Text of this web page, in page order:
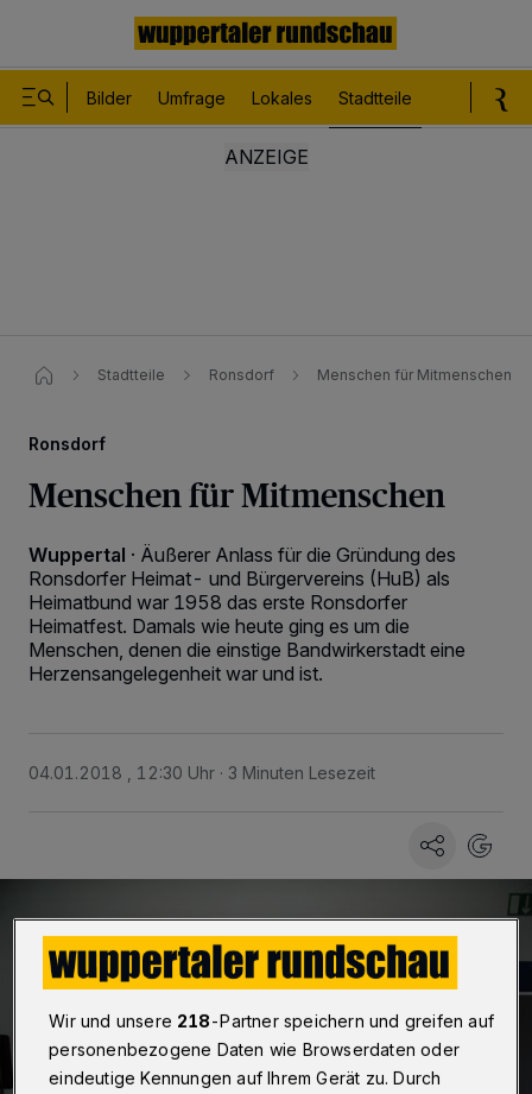
Bilder Umfrage Lokales Stadtteile
Stadtteile Ronsdorf Menschen für Mitmenschen
Ronsdorf
Menschen für Mitmenschen
Wuppertal · Äußerer Anlass für die Gründung des
Ronsdorfer Heimat- und Bürgervereins (HuB) als
Heimatbund war 1958 das erste Ronsdorfer
Heimatfest. Damals wie heute ging es um die
Menschen, denen die einstige Bandwirkerstadt eine
Herzensangelegenheit war und ist.
04.01.2018 , 12:30 Uhr 3 Minuten Lesezeit
Wir und unsere 218-Partner speichern und greifen auf
personenbezogene Daten wie Browserdaten oder
eindeutige Kennungen auf Ihrem Gerät zu. Durch